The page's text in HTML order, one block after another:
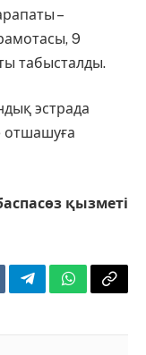
–
9
табысталды.
эстрада
отшашуға
қызметі
TelegramWhatsApp
Copy